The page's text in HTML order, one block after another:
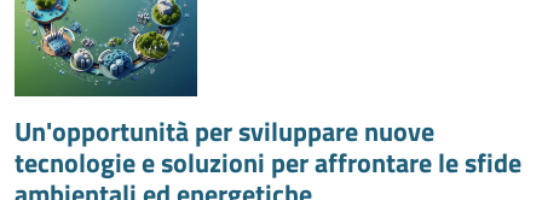
Un'opportunità per sviluppare nuove
tecnologie e soluzioni per affrontare le sfide